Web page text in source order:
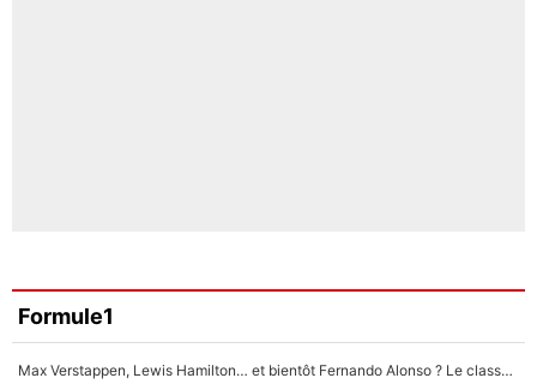
Formule1
Max Verstappen, Lewis Hamilton… et bientôt Fernando Alonso ? Le classement des pilotes les mieux payés en Formule 1 risque de changer !